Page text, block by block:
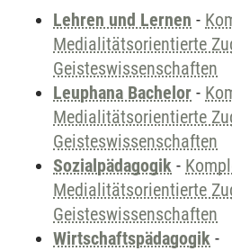
Lehren und Lernen -
Medialitätsorientierte
Geisteswissenschaften
Leuphana Bachelor -
Medialitätsorientierte
Geisteswissenschaften
Sozialpädagogik -
Medialitätsorientierte
Geisteswissenschaften
Wirtschaftspädagogik -